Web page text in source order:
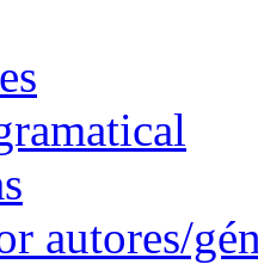
autores/